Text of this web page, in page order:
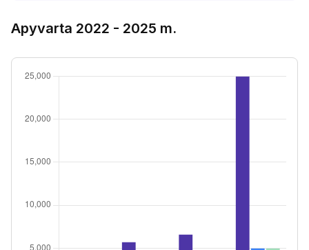
Apyvarta 2022 - 2025 m.